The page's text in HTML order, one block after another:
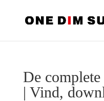
De
| Vind,